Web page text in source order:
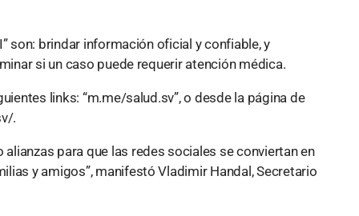
son: brindar información oficial y confiable, y
si un caso puede requerir atención médica.
links: “m.me/salud.sv”, o desde la página de
.
para que las redes sociales se conviertan en
y amigos”, manifestó Vladimir Handal, Secretario